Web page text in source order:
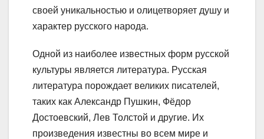
своей уникальностью и олицетворяет душу и
характер русского народа.
Одной из наиболее известных форм русской
культуры является литература. Русская
литература порождает великих писателей,
таких как Александр Пушкин, Фёдор
Достоевский, Лев Толстой и другие. Их
произведения известны во всем мире и